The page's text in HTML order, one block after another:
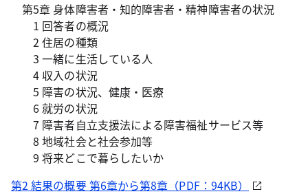
第5章 身体障害者・知的障害者・精神障害者の状況
1 回答者の概況
2 住居の種類
3 一緒に生活している人
4 収入の状況
5 障害の状況、健康・医療
6 就労の状況
7 障害者自立支援法による障害福祉サービス等
8 地域社会と社会参加等
9 将来どこで暮らしたいか
第2 結果の概要 第6章から第8章（PDF：94KB）